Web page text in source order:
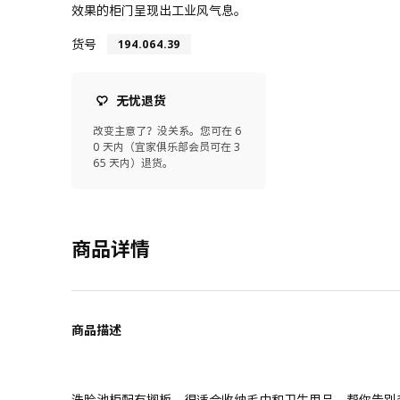
效果的柜门呈现出工业风气息。
货号
194.064.39
无忧退货
改变主意了？没关系。您可在 6
0 天内（宜家俱乐部会员可在 3
65 天内）退货。
商品详情
商品描述